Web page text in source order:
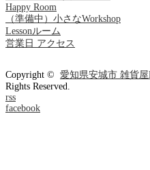
Happy Room
（準備中）小さなWorkshop
Lessonルーム
営業日 アクセス
Copyright © 愛知県安城市 雑貨屋
Rights Reserved.
rss
facebook